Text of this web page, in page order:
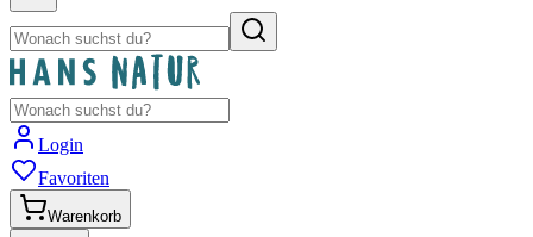
Login
Favoriten
Warenkorb